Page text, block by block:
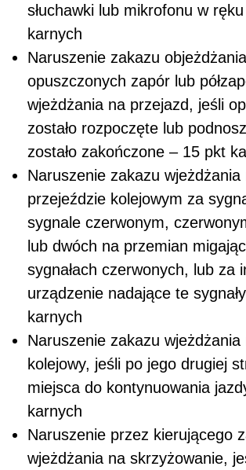
słuchawki lub mikrofonu w
karnych
Naruszenie zakazu objeżdżania
opuszczonych zapór lub
wjeżdżania na przejazd, jeśli
zostało rozpoczęte lub
zostało zakończone – 15 pkt
Naruszenie zakazu wjeżdżania
przejeździe kolejowym za
sygnale czerwonym,
lub dwóch na przemian
sygnałach czerwonych, lub za
urządzenie nadające te
karnych
Naruszenie zakazu wjeżdżania
kolejowy, jeśli po jego drugiej
miejsca do kontynuowania
karnych
Naruszenie przez kierującego
wjeżdżania na skrzyżowanie,